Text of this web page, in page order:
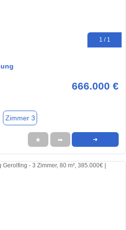
1 / 1
666.000 €
Zimmer 3
★ ➦ ➜